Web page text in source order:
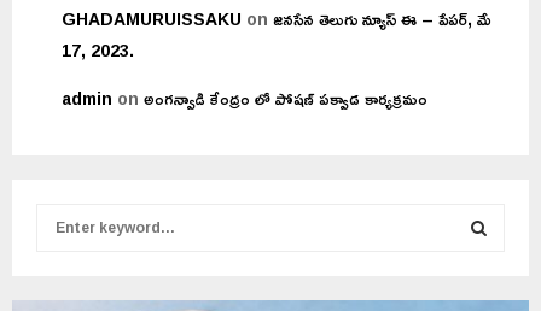
GHADAMURUISSAKU onజనసేన తెలుగు న్యూస్ ఈ – పేపర్, మే
17, 2023.
admin onఅంగన్వాడి కేంద్రం లో పోషణ్ పక్వాడ కార్యక్రమం
r